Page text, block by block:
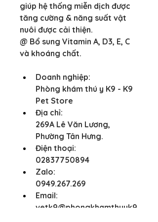
giúp hệ thống miễn dịch được
tăng cường & năng suất vật
nuôi được cải thiện.
@ Bổ sung Vitamin A, D3, E, C
và khoáng chất.
Doanh nghiệp:
Phòng khám thú y K9 - K9
Pet Store
Địa chỉ:
269A Lê Văn Lương,
Phường Tân Hưng.
Điện thoại:
02837750894
Zalo:
0949.267.269
Email:
vetk9@phongkhamthuyk9